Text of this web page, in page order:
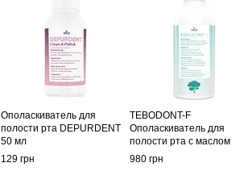
Ополаскиватель для
полости рта DEPURDENT
50 мл
129 грн
TEBODONT-F
Ополаскиватель для
полости рта с маслом
чайного дерева (Melaleuca
Alternifolia) и фторидом 500
980 грн